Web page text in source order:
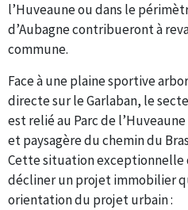
l’Huveaune ou dans le
d’Aubagne contribueront à
commune.
Face à une plaine sportive
directe sur le Garlaban, le
est relié au Parc de
et paysagère du chemin du Bras
Cette situation
décliner un projet immobilier
orientation du projet urbain :